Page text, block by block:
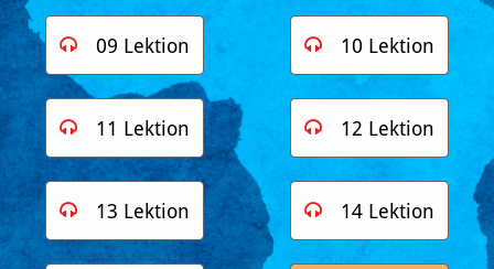
09 Lektion
 10 Lektion

11 Lektion
 12 Lektion

13 Lektion
 14 Lektion
